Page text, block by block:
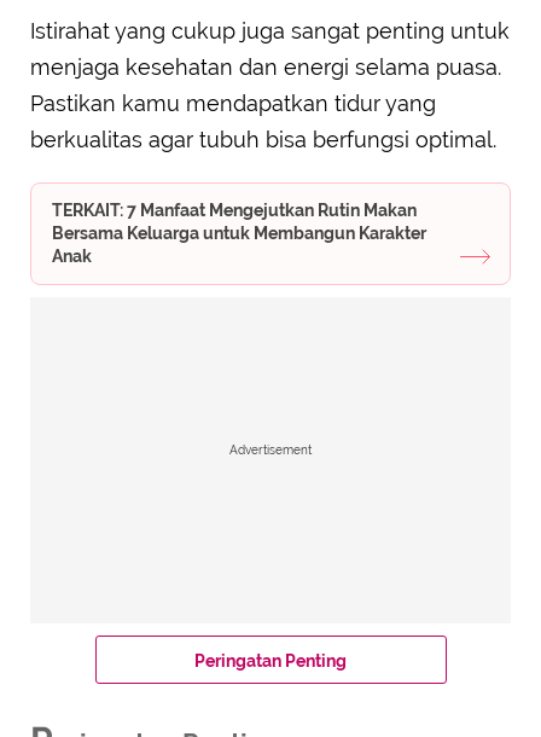
Istirahat yang cukup juga sangat penting untuk
menjaga kesehatan dan energi selama puasa.
Pastikan kamu mendapatkan tidur yang
berkualitas agar tubuh bisa berfungsi optimal.
TERKAIT: 7 Manfaat Mengejutkan Rutin Makan
Bersama Keluarga untuk Membangun Karakter
Anak
Advertisement
Peringatan Penting